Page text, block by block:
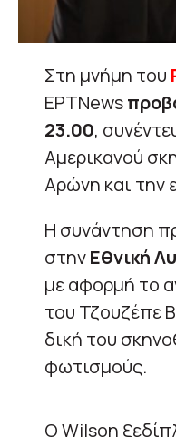
Στη μνήμη του
ΕΡΤNews
23.00,
Αμερικανού
Αρώνη και την
Η συνάντηση
στηνΕθνική
με αφορμή το
του Τζουζέπε
δική του
φωτισμούς.
Ο Wilson